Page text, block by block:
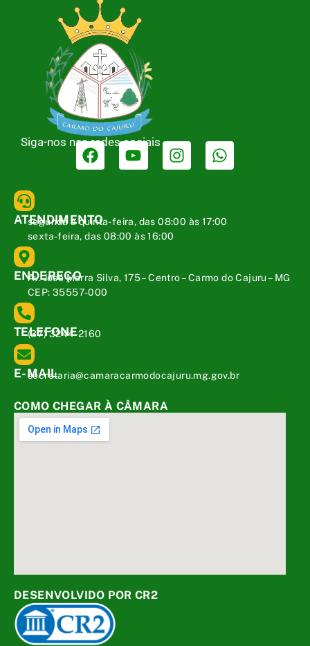
Siga-nos nas redes sociais
ATENDIMENTO
segunda a quinta-feira, das 08:00 às 17:00
sexta-feira, das 08:00 às 16:00
ENDEREÇO
Av. José Marra Silva, 175 – Centro – Carmo do Cajuru – MG
CEP: 35557-000
TELEFONE
(37) 3244-2160
E-MAIL
secretaria@camaracarmodocajuru.mg.gov.br
COMO CHEGAR À CÂMARA
DESENVOLVIDO POR CR2